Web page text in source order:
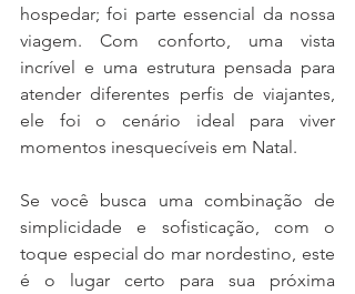
hospedar; foi parte essencial da nossa
viagem. Com conforto, uma vista
incrível e uma estrutura pensada para
atender diferentes perfis de viajantes,
ele foi o cenário ideal para viver
momentos inesquecíveis em Natal.
Se você busca uma combinação de
simplicidade e sofisticação, com o
toque especial do mar nordestino, este
é o lugar certo para sua próxima